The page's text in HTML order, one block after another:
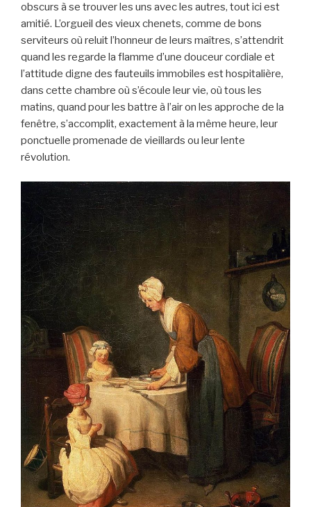
obscurs à se trouver les uns avec les autres, tout ici est
amitié. L’orgueil des vieux chenets, comme de bons
serviteurs où reluit l’honneur de leurs maîtres, s’attendrit
quand les regarde la flamme d’une douceur cordiale et
l’attitude digne des fauteuils immobiles est hospitalière,
dans cette chambre où s’écoule leur vie, où tous les
matins, quand pour les battre à l’air on les approche de la
fenêtre, s’accomplit, exactement à la même heure, leur
ponctuelle promenade de vieillards ou leur lente
révolution.